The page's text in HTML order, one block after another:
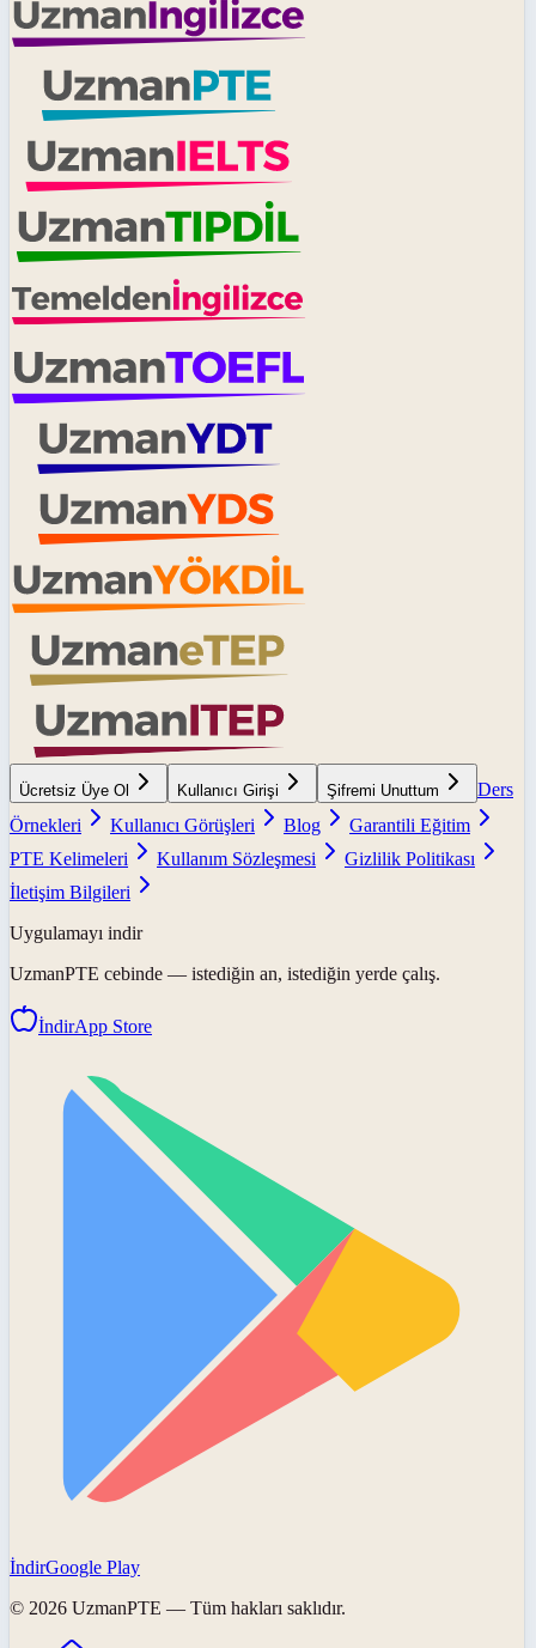
Ücretsiz Üye Ol Kullanıcı Girişi Şifremi Unuttum
Ders
Örnekleri
Kullanıcı Görüşleri Blog
Garantili Eğitim
PTE Kelimeleri
Kullanım Sözleşmesi
Gizlilik Politikası
İletişim Bilgileri
Uygulamayı indir
UzmanPTE cebinde — istediğin an, istediğin yerde çalış.
İndirApp Store
İndirGoogle Play
© 2026 UzmanPTE — Tüm hakları saklıdır.